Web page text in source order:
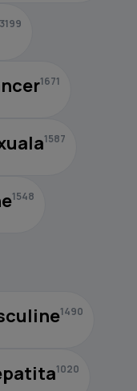
3199
1671
1587
1548
1490
1020